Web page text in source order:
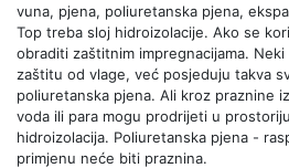
vuna, pjena, poliuretanska pjena,
Top treba sloj hidroizolacije. Ako se
obraditi zaštitnim impregnacijama.
zaštitu od vlage, već posjeduju takva
poliuretanska pjena. Ali kroz praznine
voda ili para mogu prodrijeti u
hidroizolacija. Poliuretanska pjena -
primjenu neće biti praznina.